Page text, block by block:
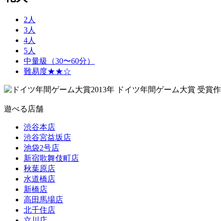
2人
3人
4人
5人
中量級（30〜60分）
難易度★★☆
2013年 ドイツ年間ゲーム大賞 受賞
遊べる店舗
渋谷本店
渋谷宮益坂店
池袋2号店
新宿歌舞伎町店
秋葉原店
水道橋店
新橋店
高田馬場店
北千住店